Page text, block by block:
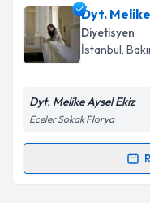
Dyt. Berna Çil
Size bu uzmandan
hazırlandığında
Kişisel
Metni'ni
Dyt.
Diyetisyen
İstanbul,
Dyt. Melike Aysel Ekiz
Eceler Sokak Florya
Randevu